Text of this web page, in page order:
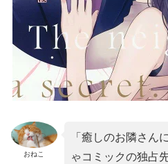
おねこ
「癒しのお隣さん
ゃコミックの独占